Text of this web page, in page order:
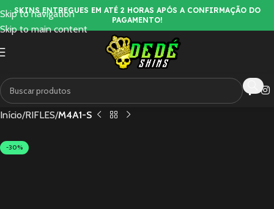
Skip to navigation
Skip to main content
SKINS ENTREGUES EM ATÉ 2 HORAS APÓS A CONFIRMAÇÃO DO
PAGAMENTO!
Início RIFLES M4A1-S
-30%